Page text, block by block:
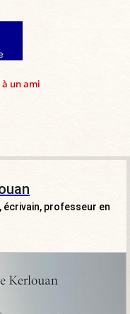
un ami
écrivain, professeur en